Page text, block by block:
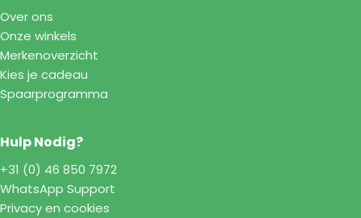
Over ons
Onze winkels
Merkenoverzicht
Kies je cadeau
Spaarprogramma
Hulp Nodig?
+31 (0) 46 850 7972
WhatsApp Support
Privacy en cookies